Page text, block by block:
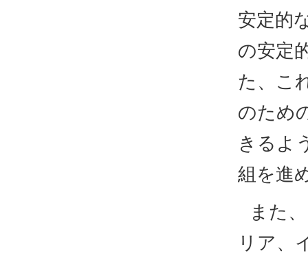
安定的
の安定
た、こ
のため
きるよ
組を進
また
リア、